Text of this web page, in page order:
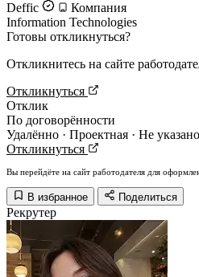
Deffic
Компания
Information Technologies
Готовы откликнуться?
Откликнитесь на сайте
Откликнуться
Отклик
По договорённости
Удалённо · Проектная · Не указано
Откликнуться
Вы перейдёте на сайт работодателя для
В избранное Поделиться
Рекрутер